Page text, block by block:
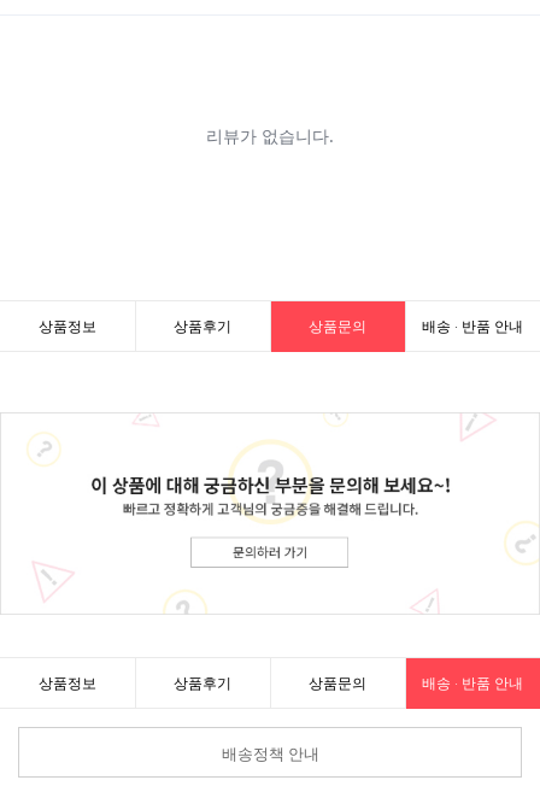
상품정보 상품후기 상품문의 배송 · 반품 안내
상품정보 상품후기 상품문의 배송 · 반품 안내
배송정책 안내